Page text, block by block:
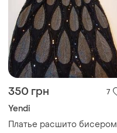
350 грн 7
Yendi
Платье расшито бисером